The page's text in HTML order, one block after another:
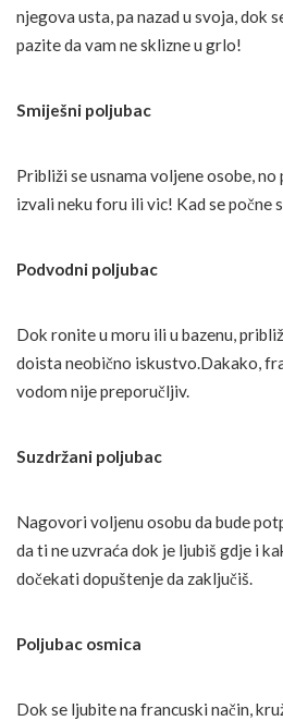
njegova usta, pa nazad u svoja, dok
pazite da vam ne sklizne u grlo!
Smiješni poljubac
Približi se usnama voljene osobe,
izvali neku foru ili vic! Kad se počne
Podvodni poljubac
Dok ronite u moru ili u bazenu,
doista neobično iskustvo.Dakako,
vodom nije preporučljiv.
Suzdržani poljubac
Nagovori voljenu osobu da bude
da ti ne uzvraća dok je ljubiš gdje i
dočekati dopuštenje da zaključiš.
Poljubac osmica
Dok se ljubite na francuski način,